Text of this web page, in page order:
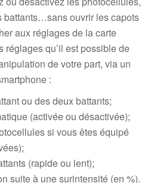
battants…sans ouvrir les capots
aux réglages de la carte
réglages qu’il est possible de
de votre part, via un
:
ou des deux battants;
(activée ou désactivée);
si vous êtes équipé
(rapide ou lent);
suite à une surintensité (en %).